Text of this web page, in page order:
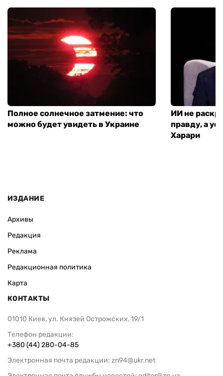
Полное солнечное затмение: что
можно будет увидеть в Украине
ИИ не
правду, а
Харари
ИЗДАНИЕ
Архивы
Редакция
Реклама
Редакционная политика
Карта
КОНТАКТЫ
01010 Киев, ул. Князей Острожских, 19/1
Телефон редакции:
+380 (44) 280-04-85
Электронная почта редакции: zn94@ukr.net